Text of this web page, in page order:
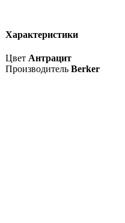
Характеристики
Цвет Антрацит
Производитель Berker